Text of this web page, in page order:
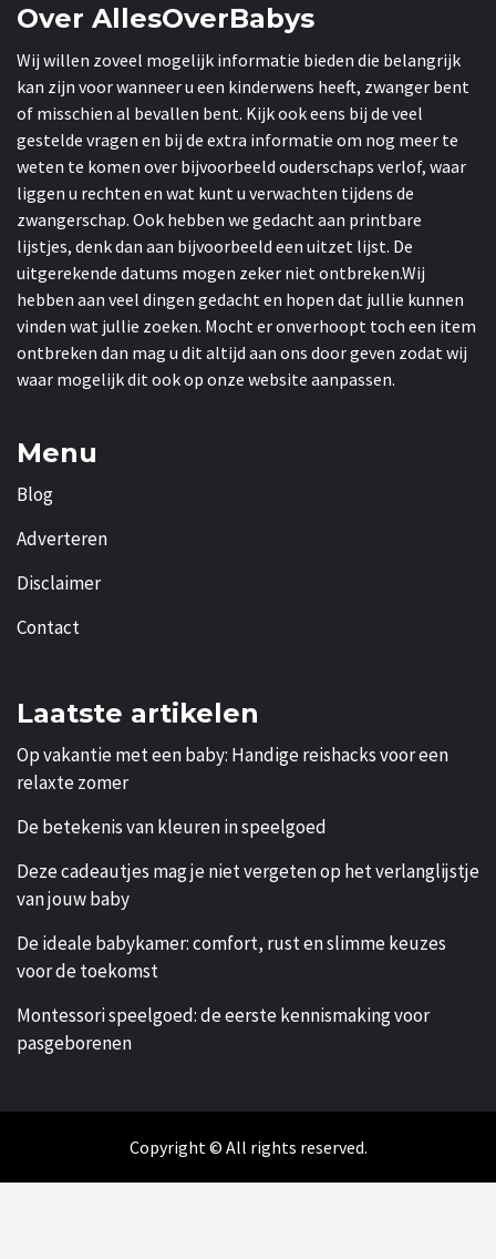
Over AllesOverBabys
Wij willen zoveel mogelijk informatie bieden die belangrijk
kan zijn voor wanneer u een kinderwens heeft, zwanger bent
of misschien al bevallen bent. Kijk ook eens bij de veel
gestelde vragen en bij de extra informatie om nog meer te
weten te komen over bijvoorbeeld ouderschaps verlof, waar
liggen u rechten en wat kunt u verwachten tijdens de
zwangerschap. Ook hebben we gedacht aan printbare
lijstjes, denk dan aan bijvoorbeeld een uitzet lijst. De
uitgerekende datums mogen zeker niet ontbreken.Wij
hebben aan veel dingen gedacht en hopen dat jullie kunnen
vinden wat jullie zoeken. Mocht er onverhoopt toch een item
ontbreken dan mag u dit altijd aan ons door geven zodat wij
waar mogelijk dit ook op onze website aanpassen.
Menu
Blog
Adverteren
Disclaimer
Contact
Laatste artikelen
Op vakantie met een baby: Handige reishacks voor een
relaxte zomer
De betekenis van kleuren in speelgoed
Deze cadeautjes mag je niet vergeten op het verlanglijstje
van jouw baby
De ideale babykamer: comfort, rust en slimme keuzes
voor de toekomst
Montessori speelgoed: de eerste kennismaking voor
pasgeborenen
Copyright © All rights reserved.